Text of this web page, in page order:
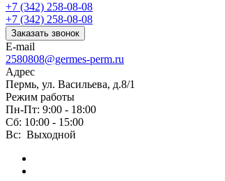
+7 (342) 258-08-08
+7 (342) 258-08-08
Заказать звонок
E-mail
2580808@germes-perm.ru
Адрес
Пермь, ул. Васильева, д.8/1
Режим работы
Пн-Пт: 9:00 - 18:00
Сб: 10:00 - 15:00
Вс: Выходной